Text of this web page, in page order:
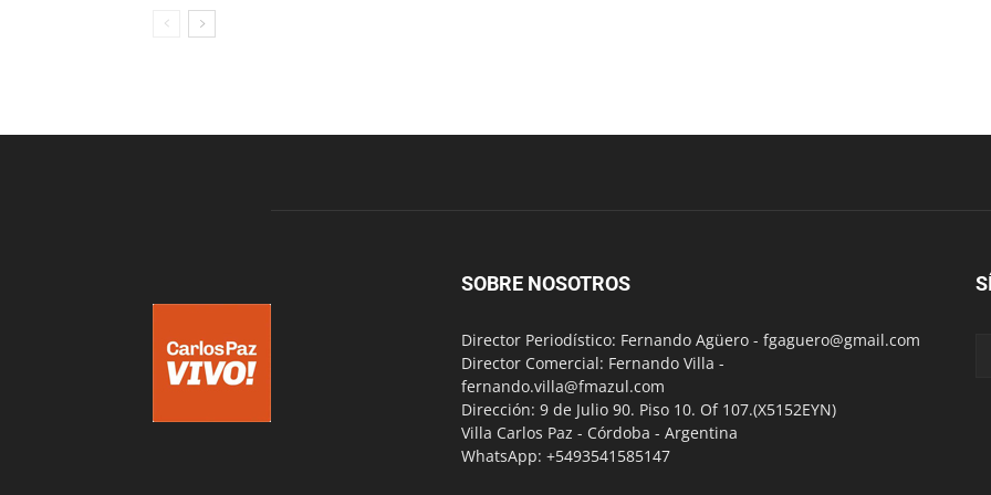
SOBRE NOSOTROS
Director Periodístico: Fernando Agüero - fgaguero@gmail.com
Director Comercial: Fernando Villa -
fernando.villa@fmazul.com
Dirección: 9 de Julio 90. Piso 10. Of 107.(X5152EYN)
Villa Carlos Paz - Córdoba - Argentina
WhatsApp: +5493541585147